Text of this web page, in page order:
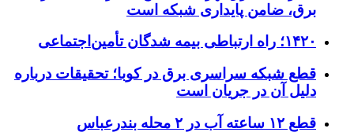
برق، ضامن پایداری شبکه است
۱۴۲۰؛ راه ارتباطی بیمه شدگان تأمین‌اجتماعی
قطع شبکه سراسری برق در کوبا؛ تحقیقات درباره
دلیل آن در جریان است
قطع ۱۲ ساعته آب در ۲ محله بندرعباس